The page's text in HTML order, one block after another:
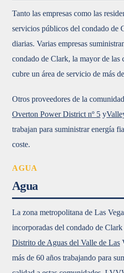
Tanto las empresas como las
servicios públicos del condado de
diarias. Varias empresas
condado de Clark, la mayor de las
cubre un área de servicio de más
Otros proveedores de la
Overton Power District nº 5 y
trabajan para suministrar energía
coste.
AGUA
Agua
La zona metropolitana de Las
incorporadas del condado de
Distrito de Aguas del Valle de Las
más de 60 años trabajando para